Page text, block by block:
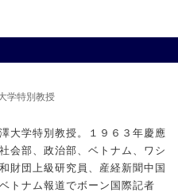
学特別教授
大学特別教授。１９６３年慶應
会部、政治部、ベトナム、ワシ
財団上級研究員、産経新聞中国
トナム報道でボーン国際記者